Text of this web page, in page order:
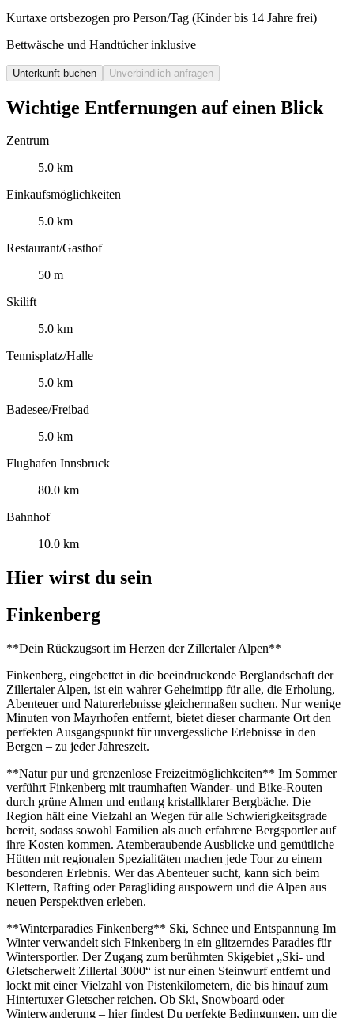
Kurtaxe ortsbezogen pro Person/Tag (Kinder bis 14 Jahre frei)
Bettwäsche und Handtücher inklusive
Unterkunft buchen Unverbindlich anfragen
Wichtige Entfernungen auf einen Blick
Zentrum
5.0 km
Einkaufsmöglichkeiten
5.0 km
Restaurant/Gasthof
50 m
Skilift
5.0 km
Tennisplatz/Halle
5.0 km
Badesee/Freibad
5.0 km
Flughafen Innsbruck
80.0 km
Bahnhof
10.0 km
Hier wirst du sein
Finkenberg
**Dein Rückzugsort im Herzen der Zillertaler Alpen**
Finkenberg, eingebettet in die beeindruckende Berglandschaft der
Zillertaler Alpen, ist ein wahrer Geheimtipp für alle, die Erholung,
Abenteuer und Naturerlebnisse gleichermaßen suchen. Nur wenige
Minuten von Mayrhofen entfernt, bietet dieser charmante Ort den
perfekten Ausgangspunkt für unvergessliche Erlebnisse in den
Bergen – zu jeder Jahreszeit.
**Natur pur und grenzenlose Freizeitmöglichkeiten** Im Sommer
verführt Finkenberg mit traumhaften Wander- und Bike-Routen
durch grüne Almen und entlang kristallklarer Bergbäche. Die
Region hält eine Vielzahl an Wegen für alle Schwierigkeitsgrade
bereit, sodass sowohl Familien als auch erfahrene Bergsportler auf
ihre Kosten kommen. Atemberaubende Ausblicke und gemütliche
Hütten mit regionalen Spezialitäten machen jede Tour zu einem
besonderen Erlebnis. Wer das Abenteuer sucht, kann sich beim
Klettern, Rafting oder Paragliding auspowern und die Alpen aus
neuen Perspektiven erleben.
**Winterparadies Finkenberg** Ski, Schnee und Entspannung Im
Winter verwandelt sich Finkenberg in ein glitzerndes Paradies für
Wintersportler. Der Zugang zum berühmten Skigebiet „Ski- und
Gletscherwelt Zillertal 3000“ ist nur einen Steinwurf entfernt und
lockt mit einer Vielzahl von Pistenkilometern, die bis hinauf zum
Hintertuxer Gletscher reichen. Ob Ski, Snowboard oder
Winterwanderung – hier findest Du perfekte Bedingungen, um die